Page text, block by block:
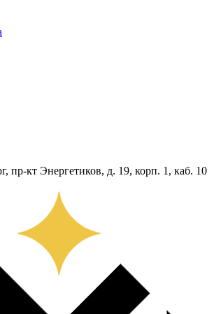
пр-кт Энергетиков, д. 19, корп. 1, каб. 10